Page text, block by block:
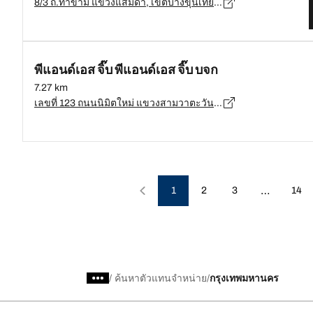
8/3 ถ.ท่าข้าม แขวงแสมดำ, เขตบางขุนเทียน, กทม. 10150, เขตบางขุนเทียน - 10150
พีแอนด์เอส จิ๊บ พีแอนด์เอส จิ๊บ บจก
7.27 km
เลขที่ 123 ถนนนิมิตใหม่ แขวงสามวาตะวันออก, กรุงเทพมหานคร, เขตคลองสามวา - 10510
1 2 3 … 14
/ ค้นหาตัวแทนจำหน่าย กรุงเทพมหานคร